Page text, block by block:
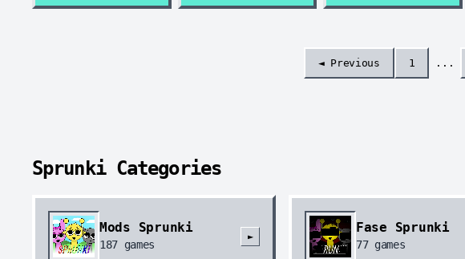
◄ Previous 1 ...
Sprunki Categories
Mods Sprunki
187 games
►
Fase Sprunki
77games